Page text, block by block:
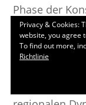
Phase der
von
Potenzielle
Lagen
Privacy & Cookies:
website, you agree
To find out more,
Richtlinie